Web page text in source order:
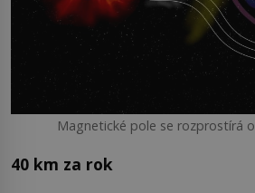
Magnetické pole se rozprostírá
40 km za rok